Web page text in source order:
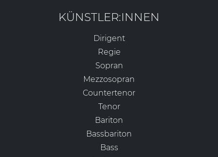
KÜNSTLER:INNEN
Dirigent
Regie
Sopran
Mezzosopran
Countertenor
Tenor
Bariton
Bassbariton
Bass